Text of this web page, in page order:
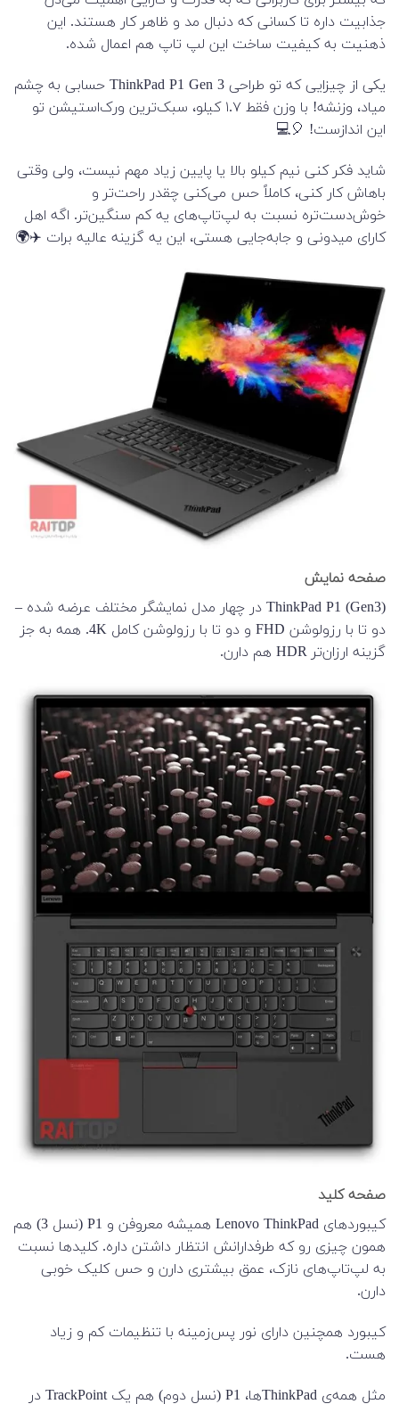
جذابیت داره تا کسانی که دنبال مد و ظاهر کار هستند. این
ذهنیت به کیفیت ساخت این لپ تاپ هم اعمال شده.
یکی از چیزایی که تو طراحی ThinkPad P1 Gen 3 حسابی به چشم
میاد، وزنشه! با وزن فقط ۱.۷ کیلو، سبک‌ترین ورک‌استیشن تو
این اندازست! 🎈💻
شاید فکر کنی نیم کیلو بالا یا پایین زیاد مهم نیست، ولی وقتی
باهاش کار کنی، کاملاً حس می‌کنی چقدر راحت‌تر و
خوش‌دست‌تره نسبت به لپ‌تاپ‌های یه کم سنگین‌تر. اگه اهل
کارای میدونی و جابه‌جایی هستی، این یه گزینه عالیه برات ✈️🌍
صفحه نمایش
ThinkPad P1 (Gen3) در چهار مدل نمایشگر مختلف عرضه شده –
دو تا با رزولوشن FHD و دو تا با رزولوشن کامل 4K. همه به جز
گزینه ارزان‌تر HDR هم دارن.
صفحه کلید
کیبورد‌های Lenovo ThinkPad همیشه معروفن و P1 (نسل 3) هم
همون چیزی رو که طرفدارانش انتظار داشتن داره. کلیدها نسبت
به لپ‌تاپ‌های نازک، عمق بیشتری دارن و حس کلیک خوبی
دارن.
کیبورد همچنین دارای نور پس‌زمینه با تنظیمات کم و زیاد
هست.
مثل همه‌ی ThinkPad‌ها، P1 (نسل دوم) هم یک TrackPoint در